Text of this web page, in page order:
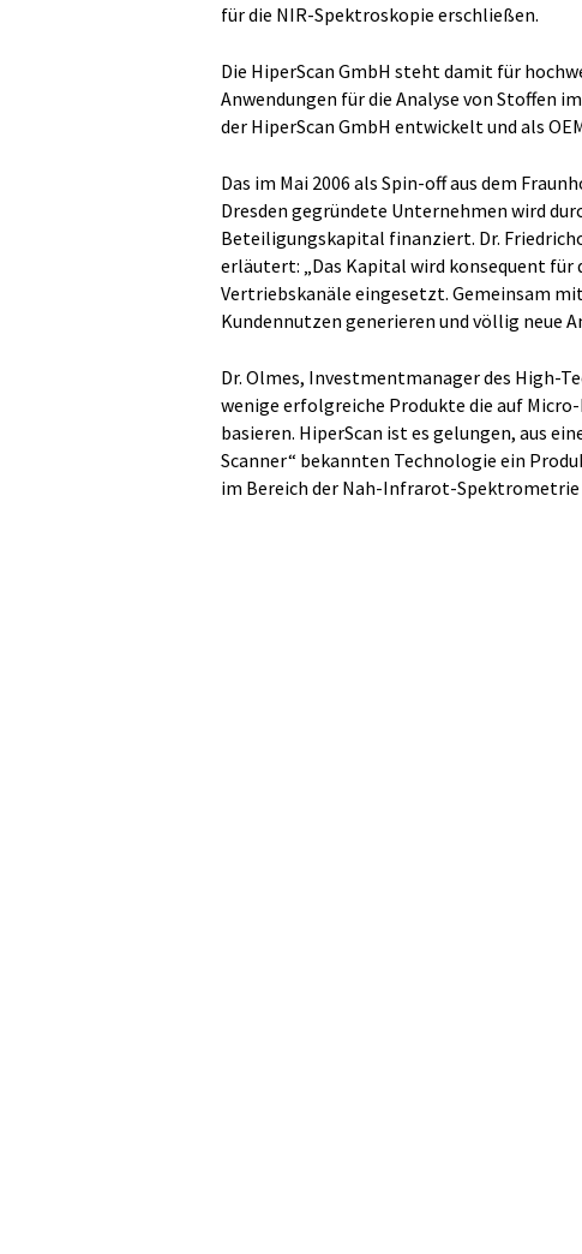
für die NIR-Spektroskopie erschließen.
Die HiperScan GmbH steht damit für
Anwendungen für die Analyse von Stoffen
der HiperScan GmbH entwickelt und als
Das im Mai 2006 als Spin-off aus dem
Dresden gegründete Unternehmen wird
Beteiligungskapital finanziert. Dr.
erläutert: „Das Kapital wird konsequent für
Vertriebskanäle eingesetzt. Gemeinsam
Kundennutzen generieren und völlig neue
Dr. Olmes, Investmentmanager des High-
wenige erfolgreiche Produkte die auf
basieren. HiperScan ist es gelungen, aus
Scanner“ bekannten Technologie ein
im Bereich der Nah-Infrarot-Spektrometrie